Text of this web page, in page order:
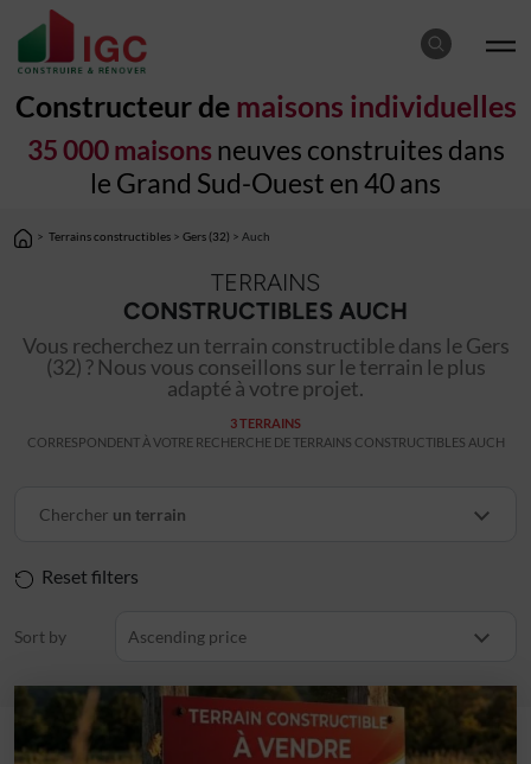
Constructeur de maisons individuelles
35 000 maisons neuves construites dans
le Grand Sud-Ouest en 40 ans
> Terrains constructibles > Gers (32) > Auch
TERRAINS
CONSTRUCTIBLES AUCH
Vous recherchez un terrain constructible dans le Gers
(32) ? Nous vous conseillons sur le terrain le plus
adapté à votre projet.
3 TERRAINS
CORRESPONDENT À VOTRE RECHERCHE DE TERRAINS CONSTRUCTIBLES AUCH
Chercher un terrain
Reset filters
Sort by Ascending price